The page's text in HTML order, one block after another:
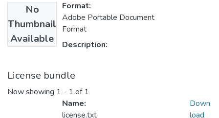
No
Thumbnail
Available
Format:
Adobe Portable Document
Format
Description:
License bundle
Now showing 1 - 1 of 1
Name:
license.txt
Down
load